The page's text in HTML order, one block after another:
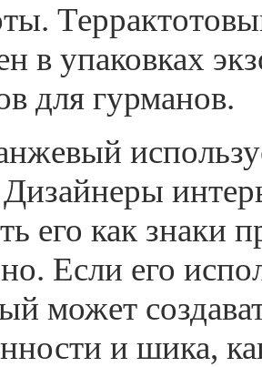
в упаковках
для гурманов.
Дизайнеры
его как знаки
Если его
может
и шика,